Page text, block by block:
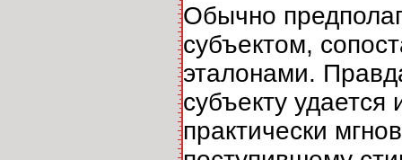
Обычно
субъектом,
эталонами.
субъекту удается
практически